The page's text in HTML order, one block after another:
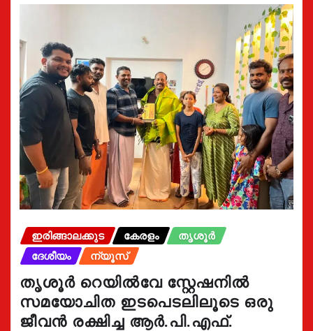
ഇരിങ്ങാലക്കുട കേരളം
തൃശൂർ
ദേശീയം
ന്യൂസ്
തൃശൂർ റെയിൽവേ സ്റ്റേഷനിൽ
സമയോചിത ഇടപെടലിലൂടെ ഒരു
ജീവൻ രക്ഷിച്ച ആർ.പി.എഫ്.